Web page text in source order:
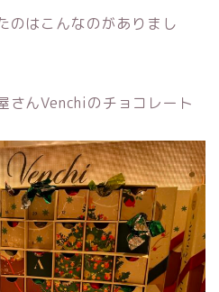
のはこんなのがありまし
んVenchiのチョコレート